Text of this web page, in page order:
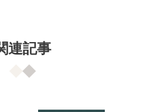
連記事